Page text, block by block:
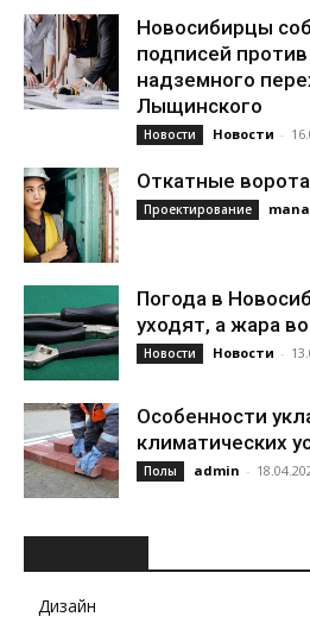
Новосибирцы
подписей
надземного
Лыщинского
Новости Новости -
Откатные
Проектирование
Погода в
уходят, а жара
Новости Новости -
Особенности
климатических
Полы admin -
Дизайн